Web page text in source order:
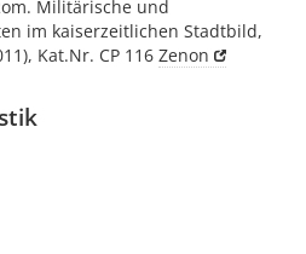
Militärische und
im kaiserzeitlichen Stadtbild,
Kat.Nr. CP 116 Zenon